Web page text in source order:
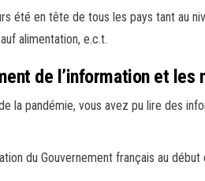
été en tête de tous les pays tant au
alimentation, e.c.t.
de l’information et les
la pandémie, vous avez pu lire des
du Gouvernement français au